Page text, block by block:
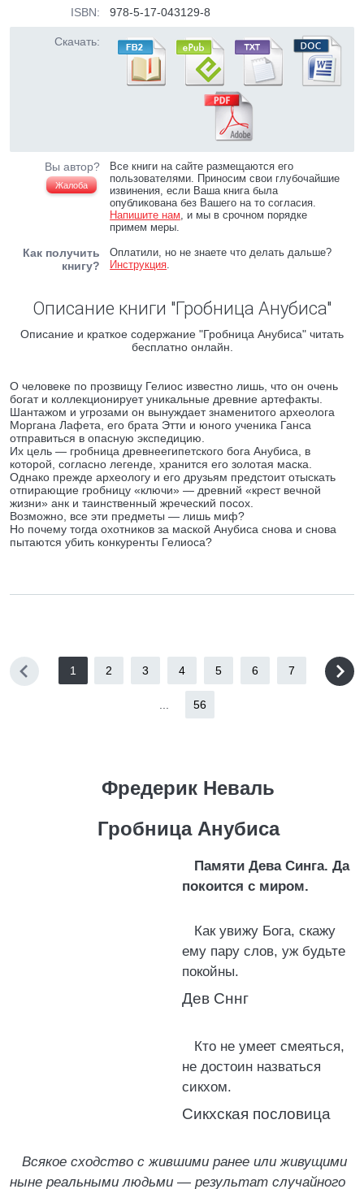
ISBN: 978-5-17-043129-8
Скачать:
Вы автор?
Жалоба
Все книги на сайте размещаются его
пользователями. Приносим свои глубочайшие
извинения, если Ваша книга была
опубликована без Вашего на то согласия.
Напишите нам, и мы в срочном порядке
примем меры.
Как получить
книгу?
Оплатили, но не знаете что делать дальше?
Инструкция.
Описание книги "Гробница Анубиса"
Описание и краткое содержание "Гробница Анубиса" читать
бесплатно онлайн.
О человеке по прозвищу Гелиос известно лишь, что он очень
богат и коллекционирует уникальные древние артефакты.
Шантажом и угрозами он вынуждает знаменитого археолога
Моргана Лафета, его брата Этти и юного ученика Ганса
отправиться в опасную экспедицию.
Их цель — гробница древнеегипетского бога Анубиса, в
которой, согласно легенде, хранится его золотая маска.
Однако прежде археологу и его друзьям предстоит отыскать
отпирающие гробницу «ключи» — древний «крест вечной
жизни» анк и таинственный жреческий посох.
Возможно, все эти предметы — лишь миф?
Но почему тогда охотников за маской Анубиса снова и снова
пытаются убить конкуренты Гелиоса?
1 2 3 4 5 6 7
56
Фредерик Неваль
Гробница Анубиса
Памяти Дева Синга. Да
покоится с миром.
Как увижу Бога, скажу
ему пару слов, уж будьте
покойны.
Дев Сннг
Кто не умеет смеяться,
не достоин назваться
сикхом.
Сикхская пословица
Всякое сходство с жившими ранее или живущими
ныне реальными людьми — результат случайного